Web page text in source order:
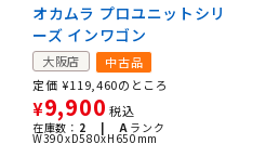
オカムラ プロユニットシリ
ーズ インワゴン
大阪店
中古品
定価 ¥119,460のところ
¥9,900 税込
在庫数： 2 | A ランク
W390xD580xH650mm